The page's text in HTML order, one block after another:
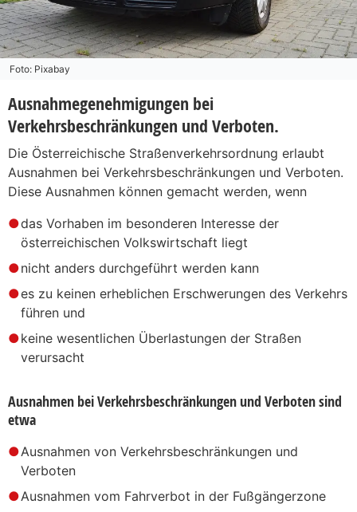
Foto: Pixabay
Ausnahmegenehmigungen bei
Verkehrsbeschränkungen und Verboten.
Die Österreichische Straßenverkehrsordnung erlaubt
Ausnahmen bei Verkehrsbeschränkungen und Verboten.
Diese Ausnahmen können gemacht werden, wenn
das Vorhaben im besonderen Interesse der
österreichischen Volkswirtschaft liegt
nicht anders durchgeführt werden kann
es zu keinen erheblichen Erschwerungen des Verkehrs
führen und
keine wesentlichen Überlastungen der Straßen
verursacht
Ausnahmen bei Verkehrsbeschränkungen und Verboten sind
etwa
Ausnahmen von Verkehrsbeschränkungen und
Verboten
Ausnahmen vom Fahrverbot in der Fußgängerzone